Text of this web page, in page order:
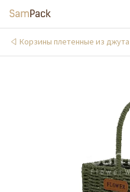
Корзины плетенные из джута